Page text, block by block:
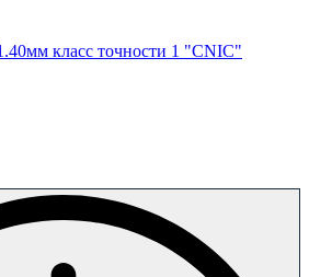
класс точности 1 "CNIC"